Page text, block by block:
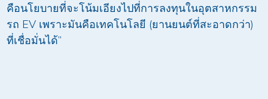
คือนโยบายที่จะโน้มเอียงไปที่การลงทุนในอุตสาหกรรม
รถ EV เพราะมันคือเทคโนโลยี (ยานยนต์ที่สะอาดกว่า)
ที่เชื่อมั่นได้”